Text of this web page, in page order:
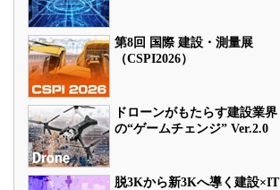
第8回 国際 建設・測量展
（CSPI2026）
ドローンがもたらす建設業界
の“ゲームチェンジ” Ver.2.0
脱3Kから新3Kへ導く建設×IT